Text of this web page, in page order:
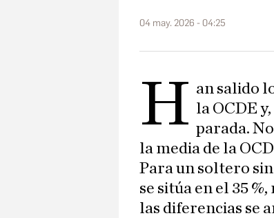
04 may. 2026 - 04:25
H an salido
la OCDE
parada.
la media de la
Para un soltero
se sitúa en el 35
las diferencias se